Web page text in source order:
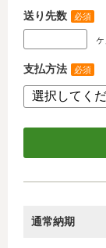
送り先数 必須
支払方法 必須
通常納期